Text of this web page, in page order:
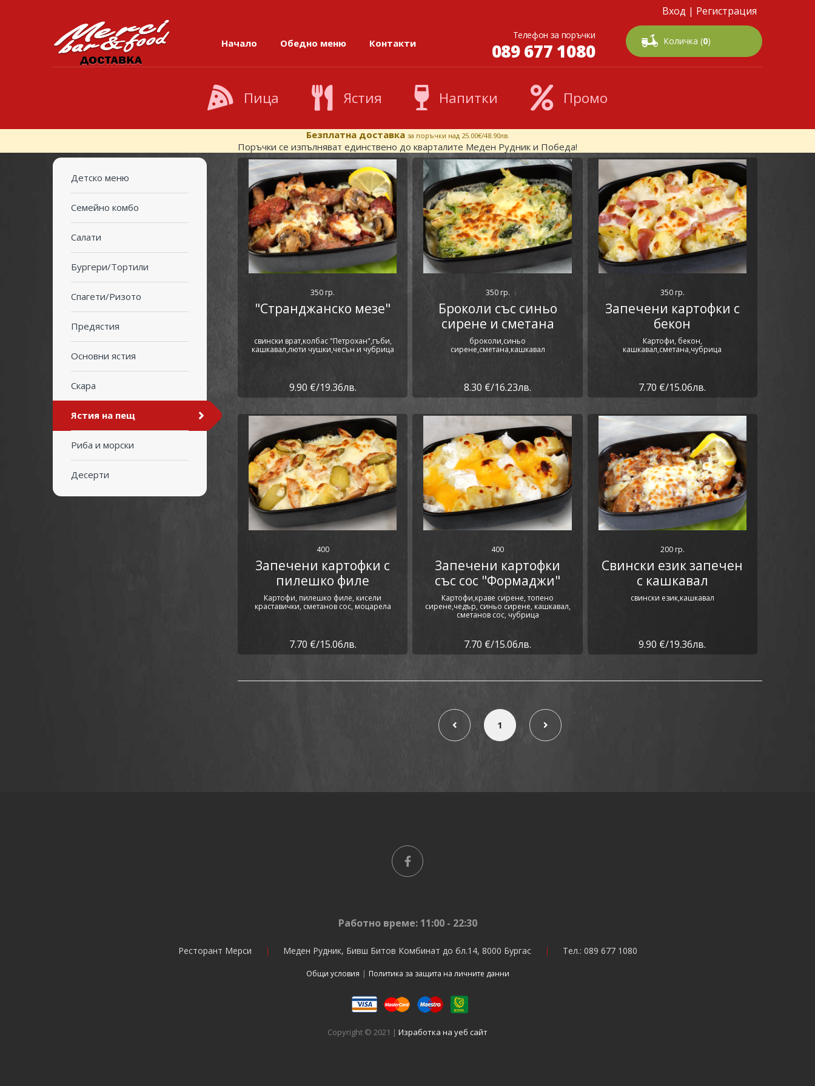
Вход | Регистрация
Skip to navigation
Skip to content
Начало Обедно меню Контакти
Телефон за поръчки
089 677 1080 Количка (0)
Пица Ястия Напитки Промо
Безплатна доставка за поръчки над 25.00€/48.90лв.
Поръчки се изпълняват единствено до кварталите Меден Рудник и Победа!
Детско меню
Семейно комбо
Салати
Бургери/Тортили
Спагети/Ризото
Предястия
Основни ястия
Скара
Ястия на пещ
Риба и морски
Десерти
350 гр.
"Странджанско мезе"
свински врат,колбас "Петрохан",гъби,
кашкавал,люти чушки,чесън и чубрица
9.90 €/19.36лв.
350 гр.
Броколи със синьо
сирене и сметана
броколи,синьо
сирене,сметана,кашкавал
8.30 €/16.23лв.
350 гр.
Запечени картофки с
бекон
Картофи, бекон,
кашкавал,сметана,чубрица
7.70 €/15.06лв.
400
Запечени картофки с
пилешко филе
Картофи, пилешко филе, кисели
краставички, сметанов сос, моцарела
7.70 €/15.06лв.
400
Запечени картофки
със сос "Формаджи"
Картофи,краве сирене, топено
сирене,чедър, синьо сирене, кашкавал,
сметанов сос, чубрица
7.70 €/15.06лв.
200 гр.
Свински език запечен
с кашкавал
свински език,кашкавал
9.90 €/19.36лв.
1
Работно време: 11:00 - 22:30
Ресторант Мерси Меден Рудник, Бивш Битов Комбинат до бл.14, 8000 Бургас Тел.: 089 677 1080
Общи условия | Политика за защита на личните данни
Copyright © 2021 | Изработка на уеб сайт